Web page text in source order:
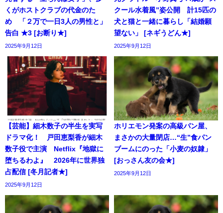
くがホストクラブの代金のた
め 「２万で一日3人の男性と」
告白 ★3 [お断り★]
2025年9月12日
クール水着風”姿公開 計15匹の
犬と猫と一緒に暮らし「結婚願
望ない」 [ネギうどん★]
2025年9月12日
【芸能】細木数子の半生を実写
ドラマ化！ 戸田恵梨香が細木
数子役で主演 Netflix『地獄に
堕ちるわよ』 2026年に世界独
占配信 [冬月記者★]
2025年9月12日
ホリエモン発案の高級パン屋、
まさかの大量閉店…“生”食パン
ブームにのった「小麦の奴隷」
[おっさん友の会★]
2025年9月12日